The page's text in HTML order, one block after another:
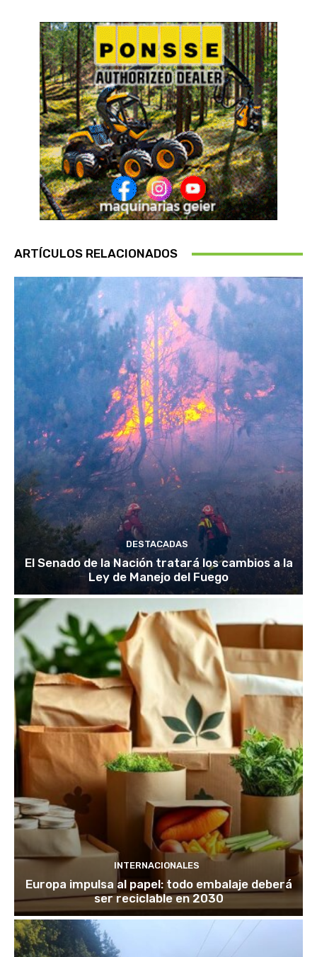
ARTÍCULOS RELACIONADOS
DESTACADAS
El Senado de la Nación tratará los cambios a la
Ley de Manejo del Fuego
INTERNACIONALES
Europa impulsa al papel: todo embalaje deberá
ser reciclable en 2030